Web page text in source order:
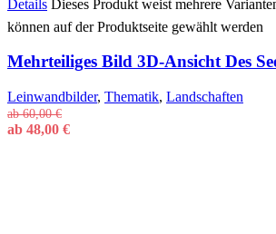
Details Dieses Produkt weist mehrere
können auf der Produktseite gewählt werden
Mehrteiliges Bild 3D-Ansicht Des
Leinwandbilder, Thematik, Landschaften
ab60,00€
ab 48,00 €